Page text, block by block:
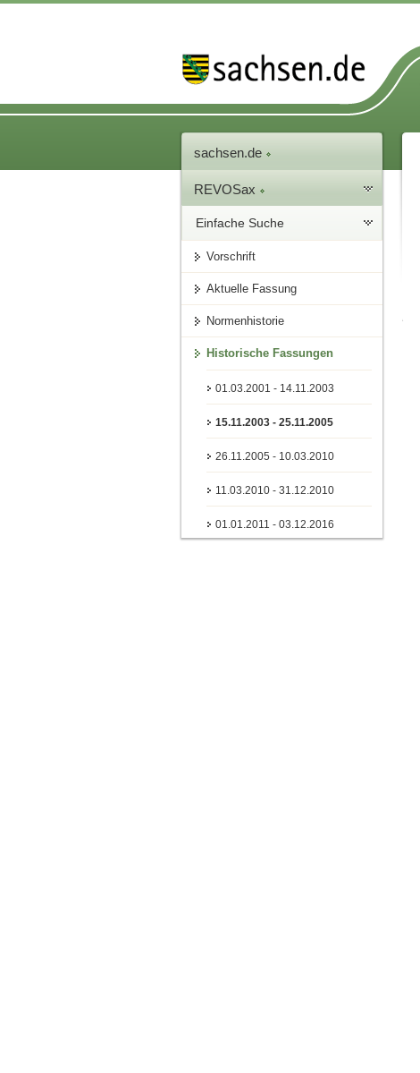
sachsen.de
REVOSax
Einfache Suche
Vorschrift
Aktuelle Fassung
Normenhistorie
Historische Fassungen
01.03.2001 - 14.11.2003
15.11.2003 - 25.11.2005
26.11.2005 - 10.03.2010
11.03.2010 - 31.12.2010
01.01.2011 - 03.12.2016